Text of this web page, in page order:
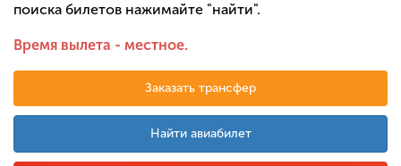
поиска билетов нажимайте "найти".
Время вылета - местное.
Заказать трансфер
Найти авиабилет